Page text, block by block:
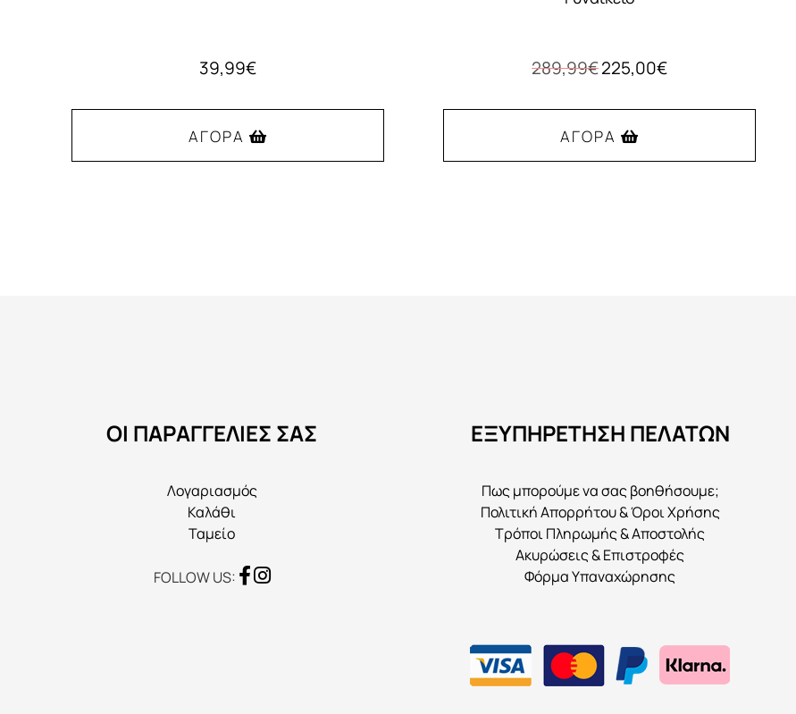
39,99€
ΑΓΟΡΆ
289,99€Original
was:
289,99€.
225,00€Η
τιμή
ΑΓΟΡΆ
επιλεγούν
σελίδα
προϊόντος
ΟΙ ΠΑΡΑΓΓΕΛΙΕΣ ΣΑΣ
Λογαριασμός
Καλάθι
Ταμείο
FOLLOW US:
ΕΞΥΠΗΡΕΤΗΣΗ ΠΕΛΑΤΩΝ
Πως μπορούμε να σας βοηθήσουμε;
Πολιτική Απορρήτου & Όροι Χρήσης
Τρόποι Πληρωμής & Αποστολής
Ακυρώσεις & Επιστροφές
Φόρμα Υπαναχώρησης